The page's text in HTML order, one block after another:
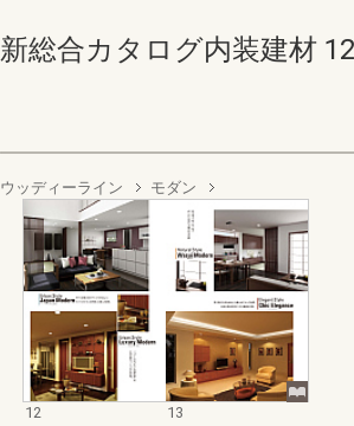
新総合カタログ内装建材
ウッディーライン モダン
12 13